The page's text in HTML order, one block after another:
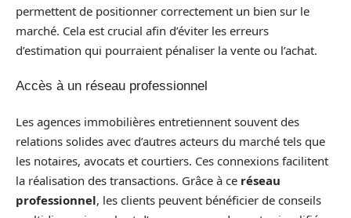
permettent de positionner correctement un bien sur le
marché. Cela est crucial afin d’éviter les erreurs
d’estimation qui pourraient pénaliser la vente ou l’achat.
Accès à un réseau professionnel
Les agences immobilières entretiennent souvent des
relations solides avec d’autres acteurs du marché tels que
les notaires, avocats et courtiers. Ces connexions facilitent
la réalisation des transactions. Grâce à ce réseau
professionnel, les clients peuvent bénéficier de conseils